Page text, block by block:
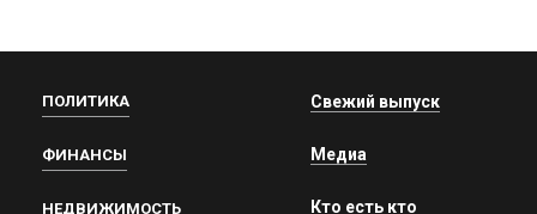
ПОЛИТИКА
ФИНАНСЫ
НЕДВИЖИМОСТЬ
Свежий выпуск
Медиа
Кто есть кто